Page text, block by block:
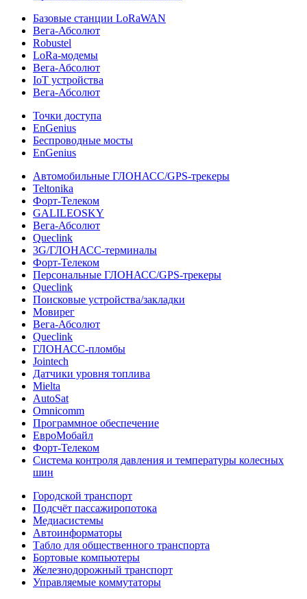
Базовые станции LoRaWAN
Вега-Абсолют
Robustel
LoRa-модемы
Вега-Абсолют
IoT устройства
Вега-Абсолют
Точки доступа
EnGenius
Беспроводные мосты
EnGenius
Автомобильные ГЛОНАСС/GPS-трекеры
Teltonika
Форт-Телеком
GALILEOSKY
Вега-Абсолют
Queclink
3G/ГЛОНАСС-терминалы
Форт-Телеком
Персональные ГЛОНАСС/GPS-трекеры
Queclink
Поисковые устройства/закладки
Мовирег
Вега-Абсолют
Queclink
ГЛОНАСС-пломбы
Jointech
Датчики уровня топлива
Mielta
AutoSat
Omnicomm
Программное обеспечение
ЕвроМобайл
Форт-Телеком
Система контроля давления и температуры колесных
шин
Городской транспорт
Подсчёт пассажиропотока
Медиасистемы
Автоинформаторы
Табло для общественного транспорта
Бортовые компьютеры
Железнодорожный транспорт
Управляемые коммутаторы